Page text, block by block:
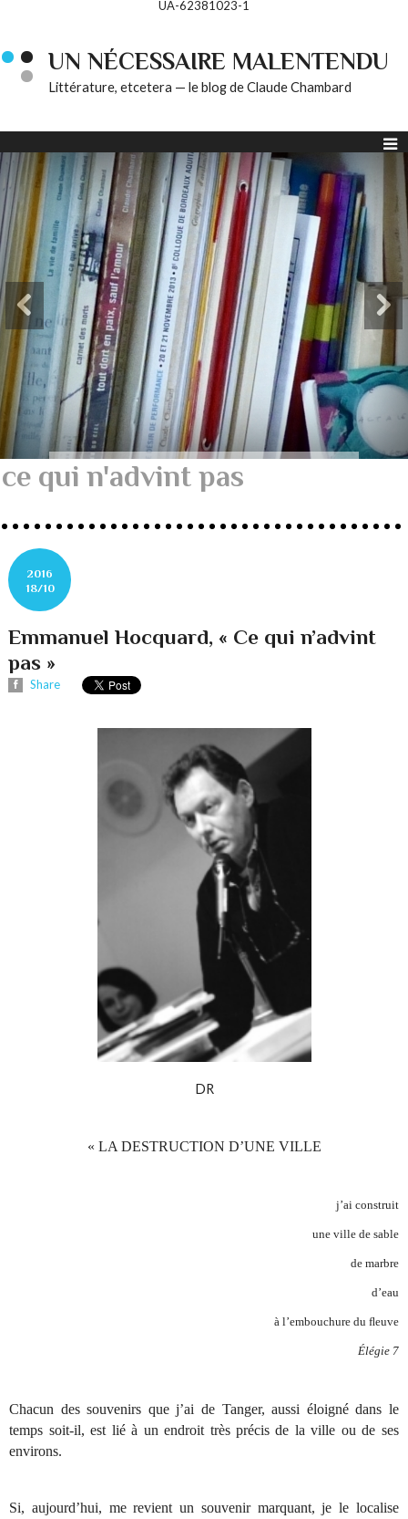
UA-62381023-1
UN NÉCESSAIRE MALENTENDU
Littérature, etcetera — le blog de Claude Chambard
ce qui n'advint pas
2016
18/10
Emmanuel Hocquard, « Ce qui n’advint
pas »
Share
DR
« LA DESTRUCTION D’UNE VILLE
j’ai construit
une ville de sable
de marbre
d’eau
à l’embouchure du ﬂeuve
Élégie 7
Chacun des souvenirs que j’ai de Tanger, aussi éloigné dans le
temps soit-il, est lié à un endroit très précis de la ville ou de ses
environs.
Si, aujourd’hui, me revient un souvenir marquant, je le localise